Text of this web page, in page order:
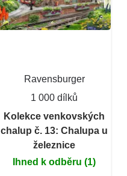
Ravensburger
1 000 dílků
Kolekce venkovských
chalup č. 13: Chalupa u
železnice
Ihned k odběru (1)